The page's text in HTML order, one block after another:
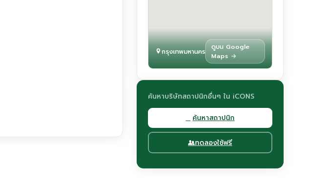
กรุงเทพมหานคร
ดูบน Google
Maps →
ค้นหาบริษัทสถาปนิกอื่นๆ ใน iCONS
ค้นหาสถาปนิก
ทดลองใช้ฟรี